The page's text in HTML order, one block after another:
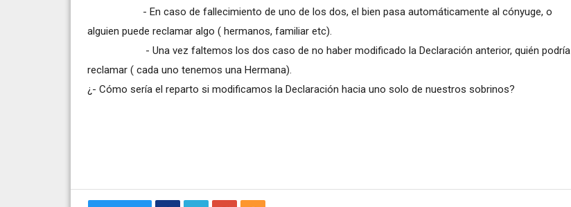
- En caso de fallecimiento de uno de los dos, el bien pasa automáticamente al cónyuge, o
alguien puede reclamar algo ( hermanos, familiar etc).
- Una vez faltemos los dos caso de no haber modificado la Declaración anterior, quién podría
reclamar ( cada uno tenemos una Hermana).
¿- Cómo sería el reparto si modificamos la Declaración hacia uno solo de nuestros sobrinos?